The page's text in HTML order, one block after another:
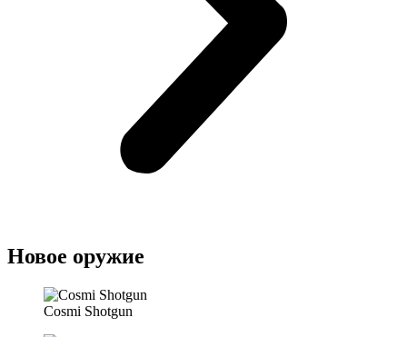
Новое оружие
Cosmi Shotgun